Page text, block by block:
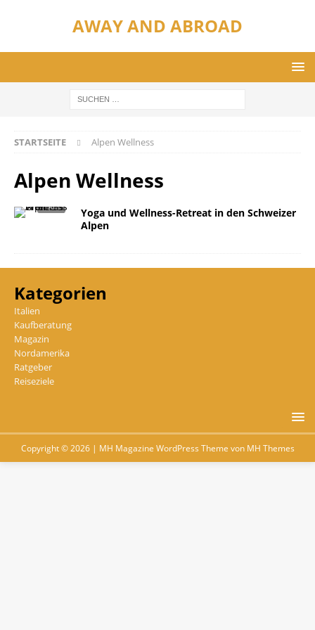
AWAY AND ABROAD
STARTSEITE Alpen Wellness
Alpen Wellness
Yoga und Wellness-Retreat in den Schweizer
Alpen
Kategorien
Italien
Kaufberatung
Magazin
Nordamerika
Ratgeber
Reiseziele
Copyright © 2026 | MH Magazine WordPress Theme von MH Themes